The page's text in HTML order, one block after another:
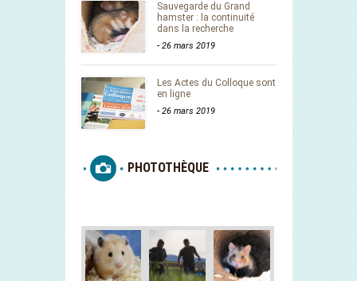
Sauvegarde du Grand
hamster : la continuité
dans la recherche
- 26 mars 2019
Les Actes du Colloque sont
en ligne
- 26 mars 2019
PHOTOTHÈQUE